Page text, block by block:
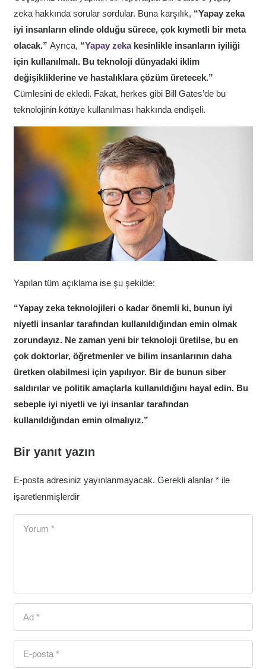
zeka hakkında sorular sordular. Buna karşılık, “Yapay zeka
iyi insanların elinde olduğu sürece, çok kıymetli bir meta
olacak.” Ayrıca, “Yapay zekakesinlikle insanların iyiliği
için kullanılmalı. Bu teknoloji dünyadaki iklim
değişikliklerine ve hastalıklara çözüm üretecek.”
Cümlesini de ekledi. Fakat, herkes gibi Bill Gates’de bu
teknolojinin kötüye kullanılması hakkında endişeli.
Yapılan tüm açıklama ise şu şekilde:
“Yapay zeka teknolojileri o kadar önemli ki, bunun iyi
niyetli insanlar tarafından kullanıldığından emin olmak
zorundayız. Ne zaman yeni bir teknoloji üretilse, bu en
çok doktorlar, öğretmenler ve bilim insanlarının daha
üretken olabilmesi için yapılıyor. Bir de bunun siber
saldırılar ve politik amaçlarla kullanıldığını hayal edin. Bu
sebeple iyi niyetli ve iyi insanlar tarafından
kullanıldığından emin olmalıyız.”
Bir yanıt yazın
E-posta adresiniz yayınlanmayacak. Gerekli alanlar *ile
işaretlenmişlerdir